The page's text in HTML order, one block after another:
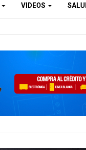
VIDEOS